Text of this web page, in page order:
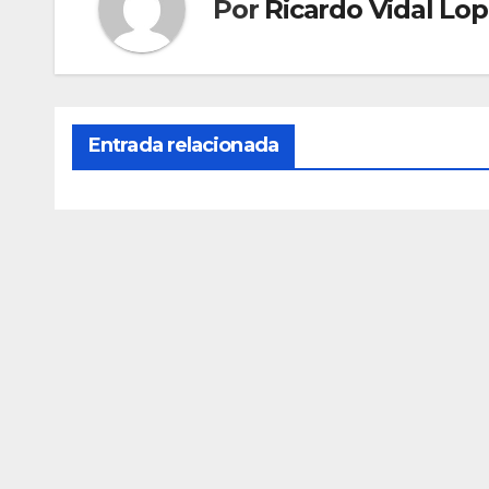
Por Ricardo Vidal
Entrada relacionada